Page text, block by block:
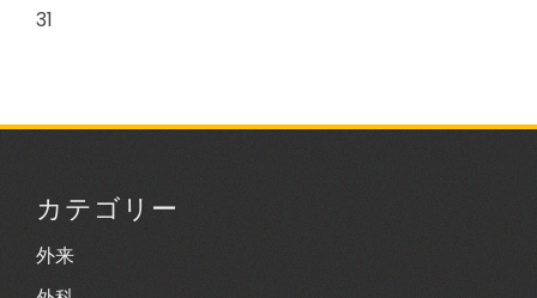
31
カテゴリー
外来